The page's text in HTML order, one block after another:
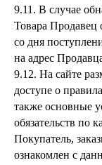
9.11. В случае
Товара Продавец
со дня
на адрес
9.12. На сайте
доступе о
также основные
обязательств по
Покупатель,
ознакомлен с